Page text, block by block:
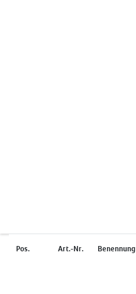
Pos. Art.-Nr. Benennung